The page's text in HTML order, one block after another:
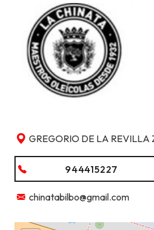
GREGORIO DE LA REVILLA
944415227
chinatabilbo@gmail.com